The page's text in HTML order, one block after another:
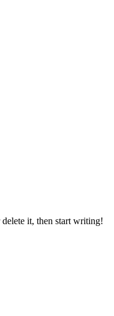
it, then start writing!